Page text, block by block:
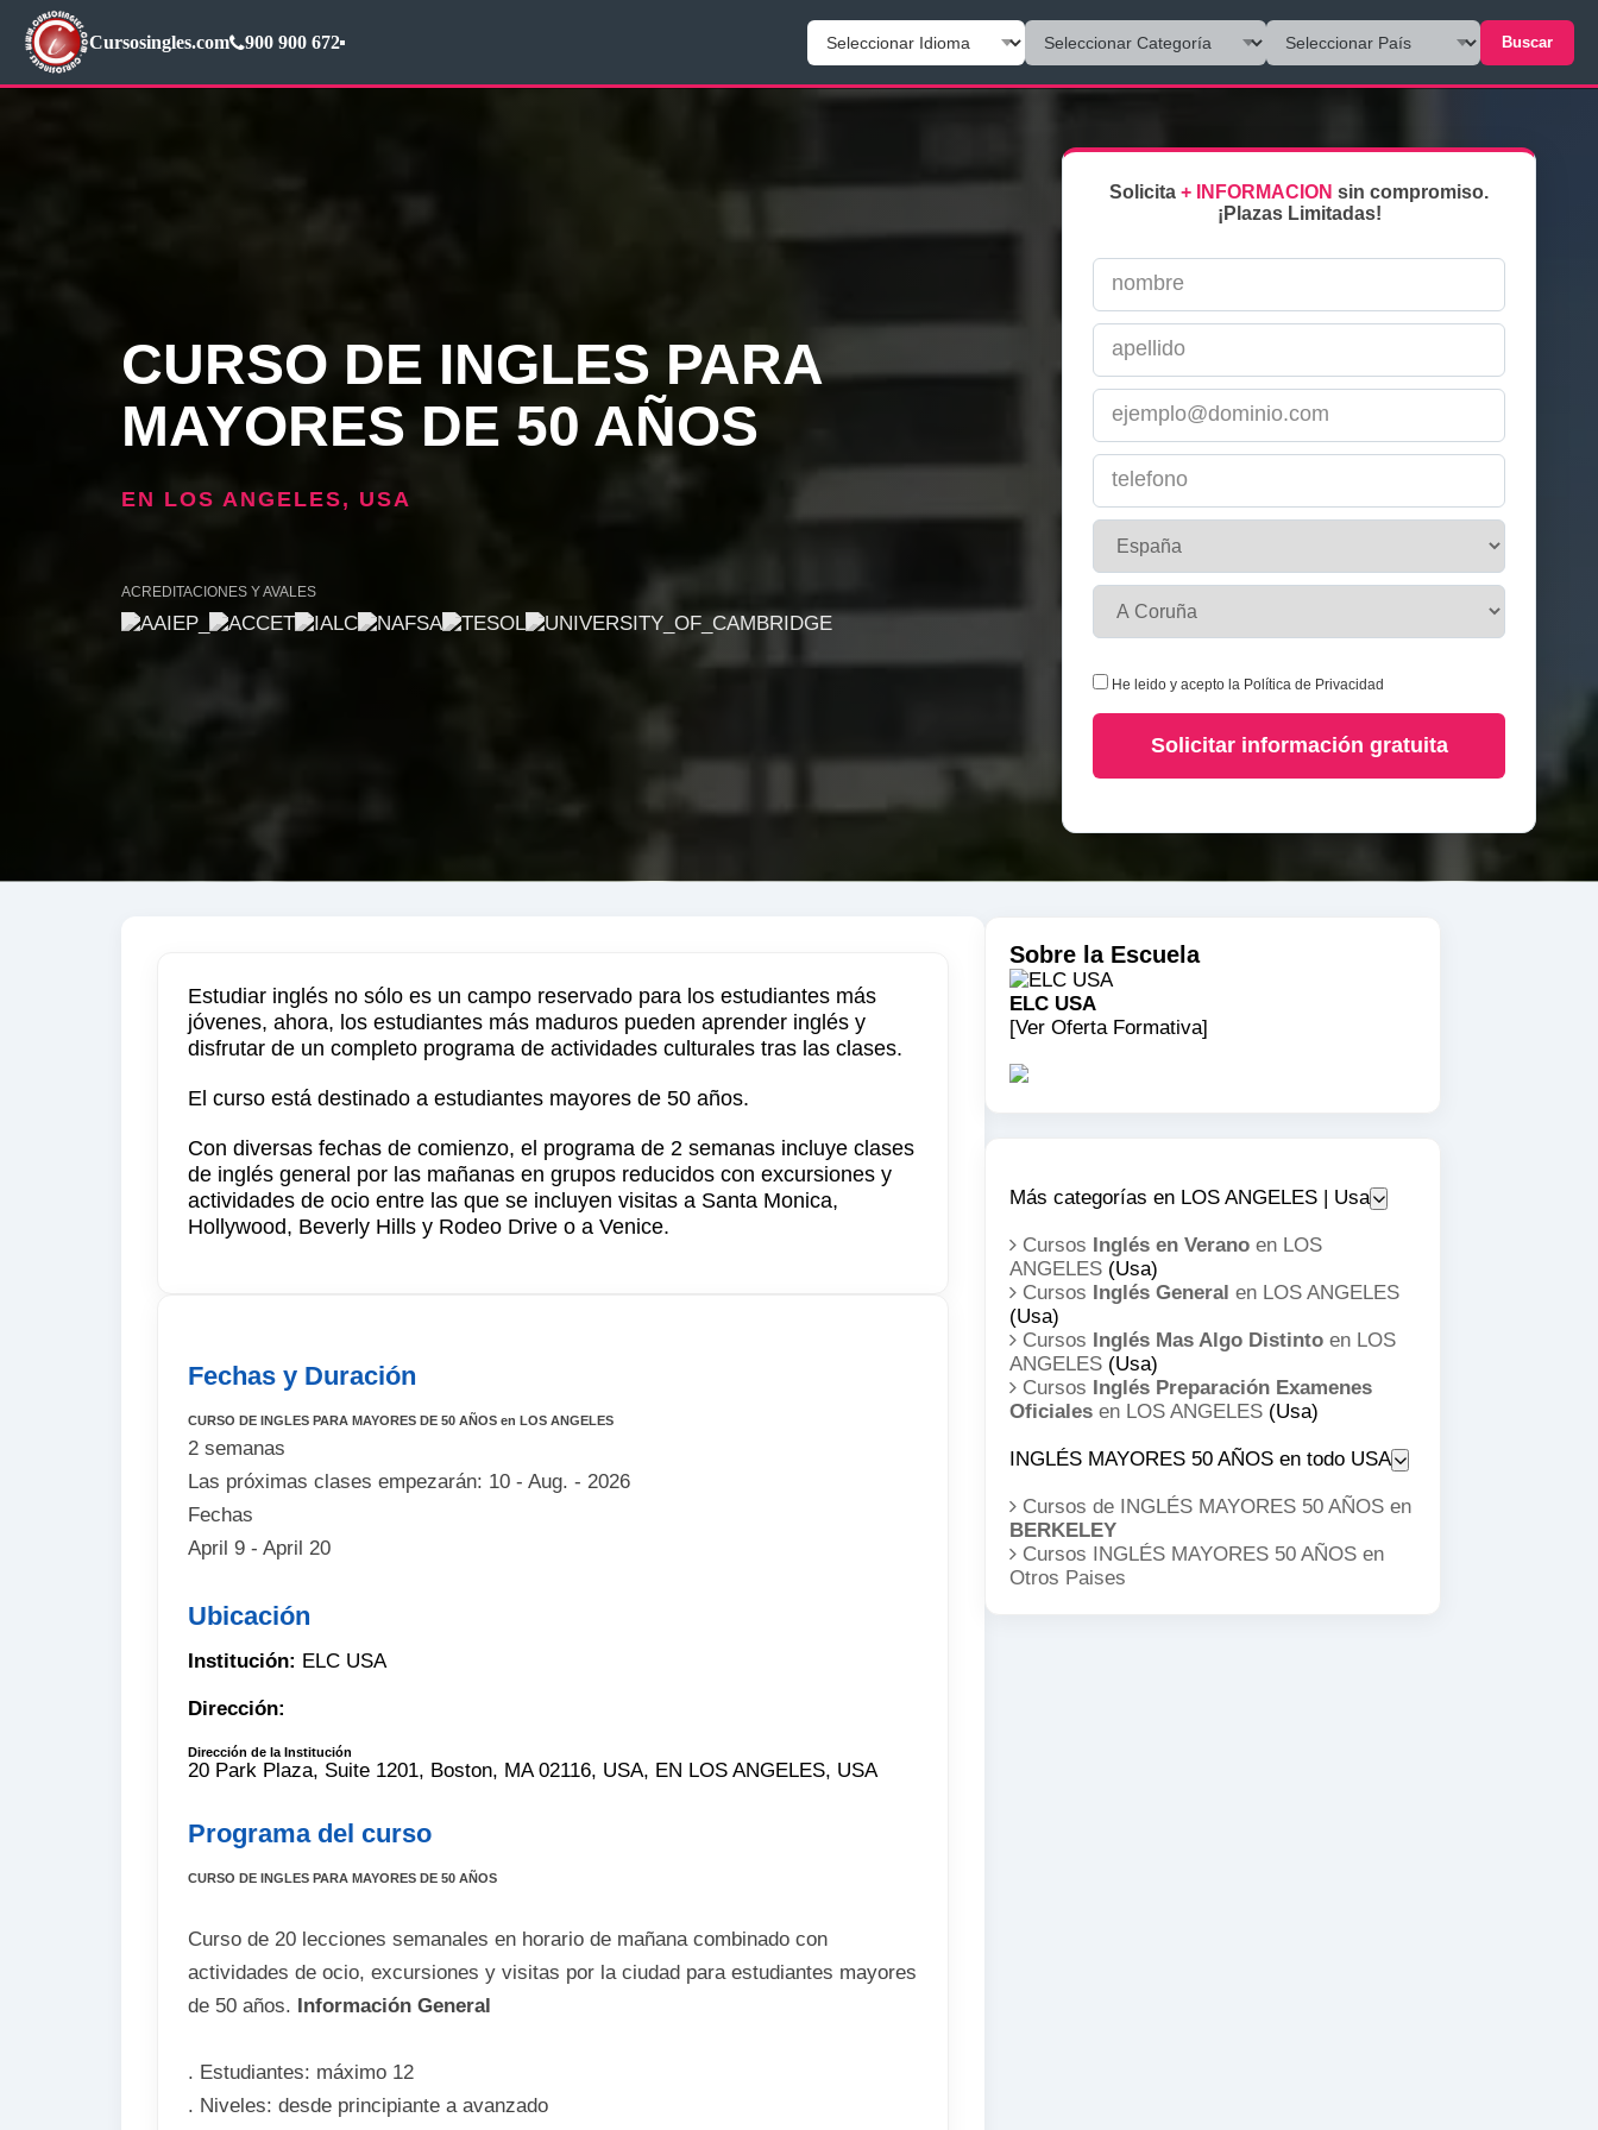
Cursosingles.com 900 900 672 Buscar
CURSO DE INGLES PARA
MAYORES DE 50 AÑOS
EN LOS ANGELES, USA
ACREDITACIONES Y AVALES
Solicita + INFORMACION sin compromiso.
¡Plazas Limitadas!
He leido y acepto la Política de Privacidad
Solicitar información gratuita
Estudiar inglés no sólo es un campo reservado para los estudiantes más
jóvenes, ahora, los estudiantes más maduros pueden aprender inglés y
disfrutar de un completo programa de actividades culturales tras las clases.
El curso está destinado a estudiantes mayores de 50 años.
Con diversas fechas de comienzo, el programa de 2 semanas incluye clases
de inglés general por las mañanas en grupos reducidos con excursiones y
actividades de ocio entre las que se incluyen visitas a Santa Monica,
Hollywood, Beverly Hills y Rodeo Drive o a Venice.
Fechas y Duración
CURSO DE INGLES PARA MAYORES DE 50 AÑOS en LOS ANGELES
2 semanas
Las próximas clases empezarán: 10 - Aug. - 2026
Fechas
April 9 - April 20
Ubicación
Institución: ELC USA
Dirección:
Dirección de la Institución
20 Park Plaza, Suite 1201, Boston, MA 02116, USA, EN LOS ANGELES, USA
Programa del curso
CURSO DE INGLES PARA MAYORES DE 50 AÑOS
Curso de 20 lecciones semanales en horario de mañana combinado con
actividades de ocio, excursiones y visitas por la ciudad para estudiantes mayores
de 50 años. Información General
. Estudiantes: máximo 12
. Niveles: desde principiante a avanzado
Sobre la Escuela
ELC USA
[Ver Oferta Formativa]
Más categorías en LOS ANGELES | Usa
Cursos Inglés en Verano en LOS
ANGELES (Usa)
Cursos Inglés General en LOS ANGELES
(Usa)
Cursos Inglés Mas Algo Distinto en LOS
ANGELES (Usa)
Cursos Inglés Preparación Examenes
Oficiales en LOS ANGELES (Usa)
INGLÉS MAYORES 50 AÑOS en todo USA
Cursos de INGLÉS MAYORES 50 AÑOS en
BERKELEY
Cursos INGLÉS MAYORES 50 AÑOS en
Otros Paises